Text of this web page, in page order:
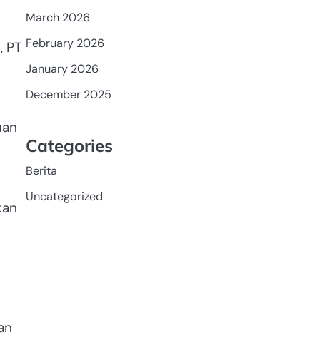
PT
March 2026
February 2026
January 2026
December 2025
Categories
Berita
Uncategorized